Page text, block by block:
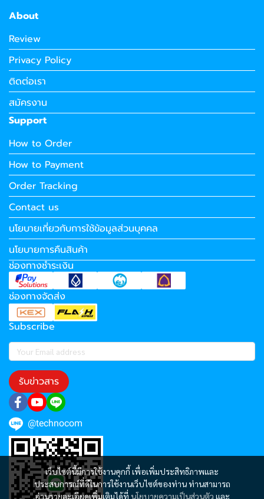
เว็บไซต์นี้มีการใช้งานคุกกี้ เพื่อเพิ่มประสิทธิภาพและ
ประสบการณ์ที่ดีในการใช้งานเว็บไซต์ของท่าน ท่านสามารถ
อ่านรายละเอียดเพิ่มเติมได้ที่ นโยบายความเป็นส่วนตัว และ
About
Review
Privacy Policy
ติดต่อเรา
สมัครงาน
Support
How to Order
How to Payment
Order Tracking
Contact us
นโยบายเกี่ยวกับการใช้ข้อมูลส่วนบุคคล
นโยบายการคืนสินค้า
ช่องทางชำระเงิน
ช่องทางจัดส่ง
Subscribe
รับข่าวสาร
@technocom